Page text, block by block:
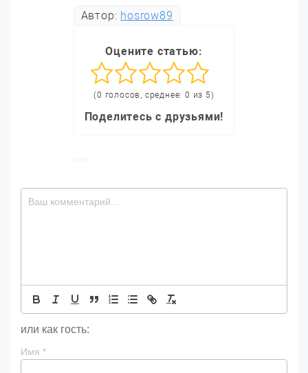
Автор: hosrow89
Оцените статью:
(0 голосов, среднее: 0 из 5)
Поделитесь с друзьями!
или как гость:
Имя *